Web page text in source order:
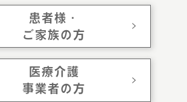
患者様・
ご家族の方
医療介護
事業者の方